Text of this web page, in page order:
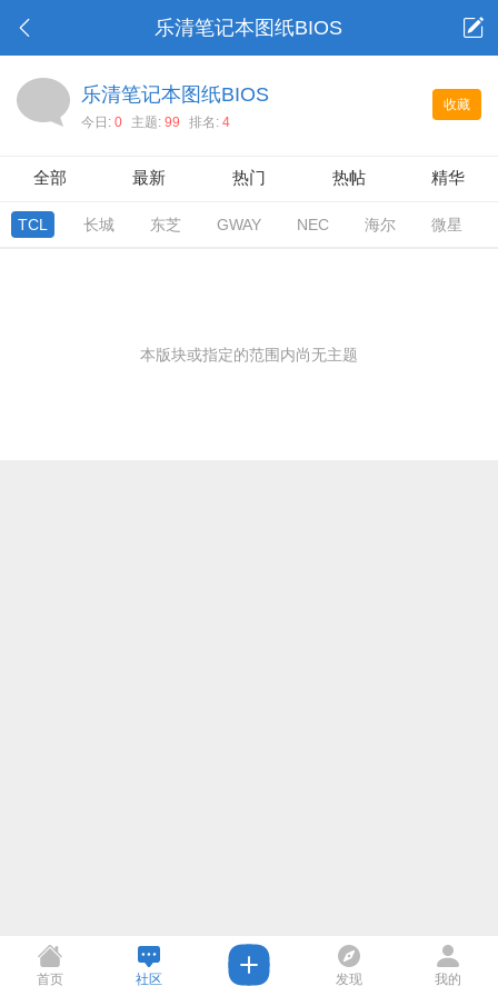
乐清笔记本图纸BIOS
收藏
乐清笔记本图纸BIOS
今日: 0 主题: 99 排名: 4
全部 最新 热门 热帖 精华
TCL 长城 东芝 GWAY NEC 海尔 微星
本版块或指定的范围内尚无主题
首页 社区 发现 我的